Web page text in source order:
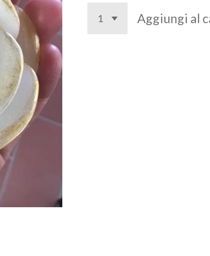
Aggiungi al